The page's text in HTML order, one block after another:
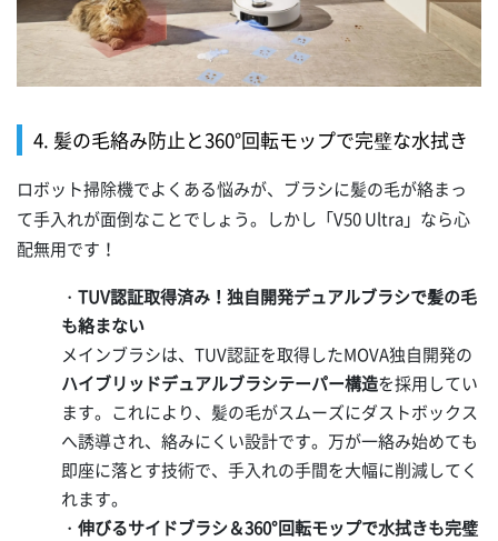
4. 髪の毛絡み防止と360°回転モップで完璧な水拭き
ロボット掃除機でよくある悩みが、ブラシに髪の毛が絡まっ
て手入れが面倒なことでしょう。しかし「V50 Ultra」なら心
配無用です！
・ TUV認証取得済み！独自開発デュアルブラシで髪の毛
も絡まない
メインブラシは、TUV認証を取得したMOVA独自開発の
ハイブリッドデュアルブラシテーパー構造を採用してい
ます。これにより、髪の毛がスムーズにダストボックス
へ誘導され、絡みにくい設計です。万が一絡み始めても
即座に落とす技術で、手入れの手間を大幅に削減してく
れます。
・ 伸びるサイドブラシ＆360°回転モップで水拭きも完璧